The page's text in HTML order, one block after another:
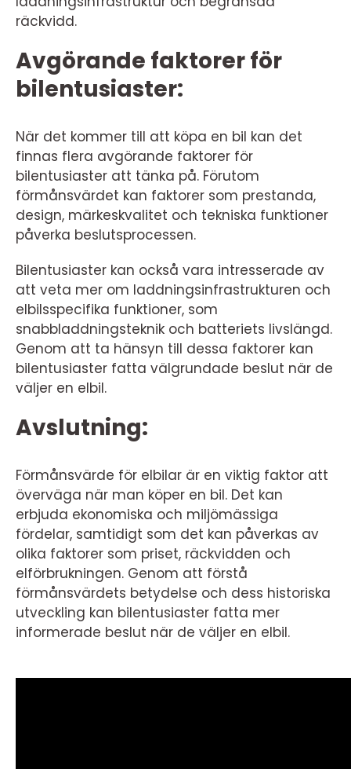
räckvidd.
Avgörande faktorer för
bilentusiaster:
När det kommer till att köpa en bil kan det
finnas flera avgörande faktorer för
bilentusiaster att tänka på. Förutom
förmånsvärdet kan faktorer som prestanda,
design, märkeskvalitet och tekniska funktioner
påverka beslutsprocessen.
Bilentusiaster kan också vara intresserade av
att veta mer om laddningsinfrastrukturen och
elbilsspecifika funktioner, som
snabbladdningsteknik och batteriets livslängd.
Genom att ta hänsyn till dessa faktorer kan
bilentusiaster fatta välgrundade beslut när de
väljer en elbil.
Avslutning:
Förmånsvärde för elbilar är en viktig faktor att
överväga när man köper en bil. Det kan
erbjuda ekonomiska och miljömässiga
fördelar, samtidigt som det kan påverkas av
olika faktorer som priset, räckvidden och
elförbrukningen. Genom att förstå
förmånsvärdets betydelse och dess historiska
utveckling kan bilentusiaster fatta mer
informerade beslut när de väljer en elbil.